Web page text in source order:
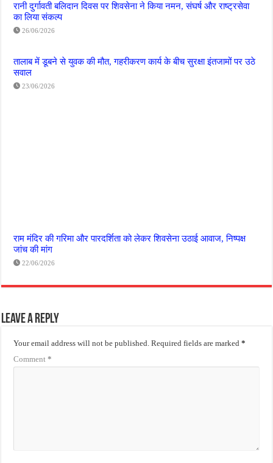
रानी दुर्गावती बलिदान दिवस पर शिवसेना ने किया नमन, संघर्ष और राष्ट्रसेवा
का लिया संकल्प
26/06/2026
तालाब में डूबने से युवक की मौत, गहरीकरण कार्य के बीच सुरक्षा इंतजामों पर उठे
सवाल
23/06/2026
राम मंदिर की गरिमा और पारदर्शिता को लेकर शिवसेना उठाई आवाज, निष्पक्ष
जांच की मांग
22/06/2026
Leave a Reply
Your email address will not be published. Required fields are marked*
Comment*